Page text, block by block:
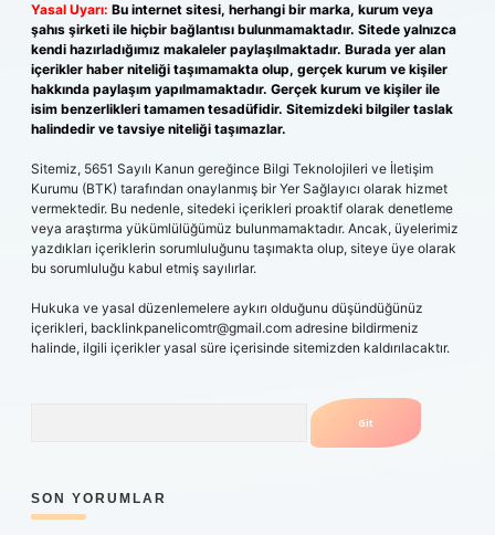
Yasal Uyarı: Bu internet sitesi, herhangi bir marka, kurum veya
şahıs şirketi ile hiçbir bağlantısı bulunmamaktadır. Sitede yalnızca
kendi hazırladığımız makaleler paylaşılmaktadır. Burada yer alan
içerikler haber niteliği taşımamakta olup, gerçek kurum ve kişiler
hakkında paylaşım yapılmamaktadır. Gerçek kurum ve kişiler ile
isim benzerlikleri tamamen tesadüfidir. Sitemizdeki bilgiler taslak
halindedir ve tavsiye niteliği taşımazlar.
Sitemiz, 5651 Sayılı Kanun gereğince Bilgi Teknolojileri ve İletişim
Kurumu (BTK) tarafından onaylanmış bir Yer Sağlayıcı olarak hizmet
vermektedir. Bu nedenle, sitedeki içerikleri proaktif olarak denetleme
veya araştırma yükümlülüğümüz bulunmamaktadır. Ancak, üyelerimiz
yazdıkları içeriklerin sorumluluğunu taşımakta olup, siteye üye olarak
bu sorumluluğu kabul etmiş sayılırlar.
Hukuka ve yasal düzenlemelere aykırı olduğunu düşündüğünüz
içerikleri, backlinkpanelicomtr@gmail.com adresine bildirmeniz
halinde, ilgili içerikler yasal süre içerisinde sitemizden kaldırılacaktır.
SON YORUMLAR